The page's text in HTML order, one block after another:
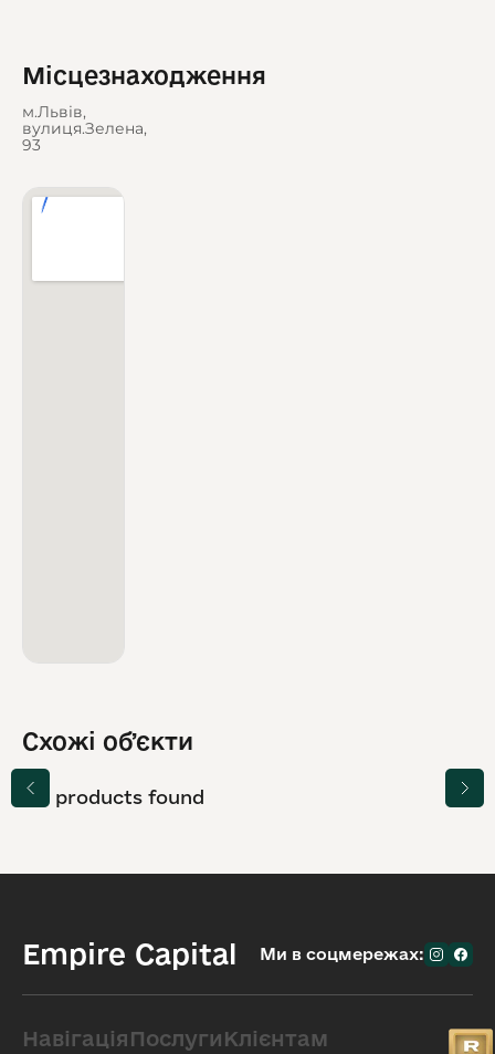
Місцезнаходження
м.Львів,
вулиця.Зелена,
93
Схожі обʼєкти
No products found
Empire Capital Ми в соцмережах:
НавігаціяПослугиКлієнтам